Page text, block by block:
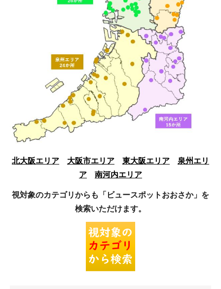
北大阪エリア 大阪市エリア 東大阪エリア
泉州エリ
ア
南河内エリア
視対象のカテゴリからも「ビュースポットおおさか」を
検索いただけます。